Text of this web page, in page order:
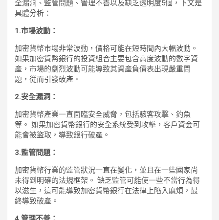
全漏洞、監管問題、管理不善以及缺乏透明度5個，下文是
具體分析：
1.市場波動：
加密貨幣市場非常波動，價格可能在短時間內大幅波動。
如果加密貨幣銀行的投資組合主要包含高度波動的數字資
產，市場的劇烈波動可能導致其資產負債表出現嚴重問
題，從而引發破產。
2.安全漏洞：
加密貨幣產業一直面臨安全威脅，包括駭客攻擊、釣魚
等。 如果加密貨幣銀行的安全系統受到攻擊，客戶資金可
能會被盜取，導致銀行破產。
3.監管問題：
加密貨幣行業的監管狀況一直在變化，並且在一些國家尚
未得到明確的法規框架。 缺乏監管可能使一些不當行為得
以滋生，這可能導致加密貨幣銀行在法律上陷入麻煩，最
終導致破產。